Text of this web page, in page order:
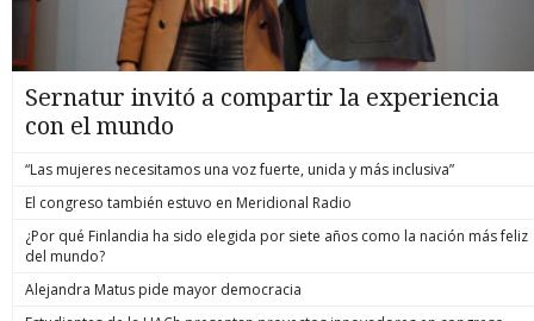
Sernatur invitó a compartir la experiencia
con el mundo
“Las mujeres necesitamos una voz fuerte, unida y más inclusiva”
El congreso también estuvo en Meridional Radio
¿Por qué Finlandia ha sido elegida por siete años como la nación más feliz
del mundo?
Alejandra Matus pide mayor democracia